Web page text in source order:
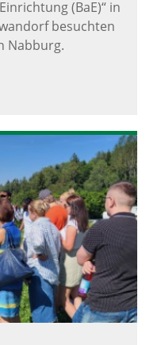
(BaE)“ in
besuchten
Nabburg.